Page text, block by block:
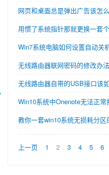
网页和桌面总是弹出广告该怎
用惯了系统指针那就更换一套
Win7系统电脑如何设置自动关
无线路由器联网密码的修改办法
无线路由器自带的USB接口该
Win10系统中Onenote无法正
教你一套win10系统无损耗分区
上一页 1 2 3 4 5 6